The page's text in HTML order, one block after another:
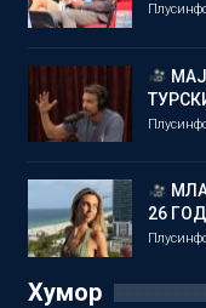
26
Хумор